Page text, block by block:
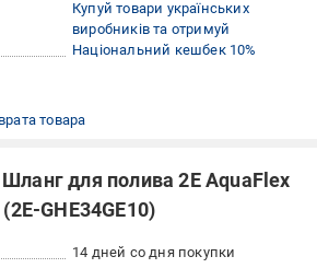
Купуй товари українських
виробників та отримуй
Національний кешбек 10%
товара
для полива 2E AquaFlex
GHE34GE10)
14 дней со дня покупки